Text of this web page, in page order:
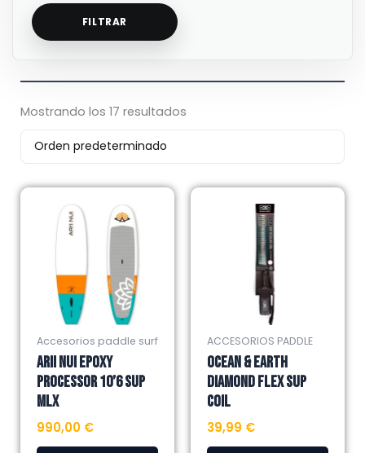
FILTRAR
Mostrando los 17 resultados
Accesorios paddle surf
ARII NUI EPOXY
PROCESSOR 10’6 SUP
MLX
990,00 €
ACCESORIOS PADDLE
OCEAN & EARTH
DIAMOND FLEX SUP
COIL
39,99 €